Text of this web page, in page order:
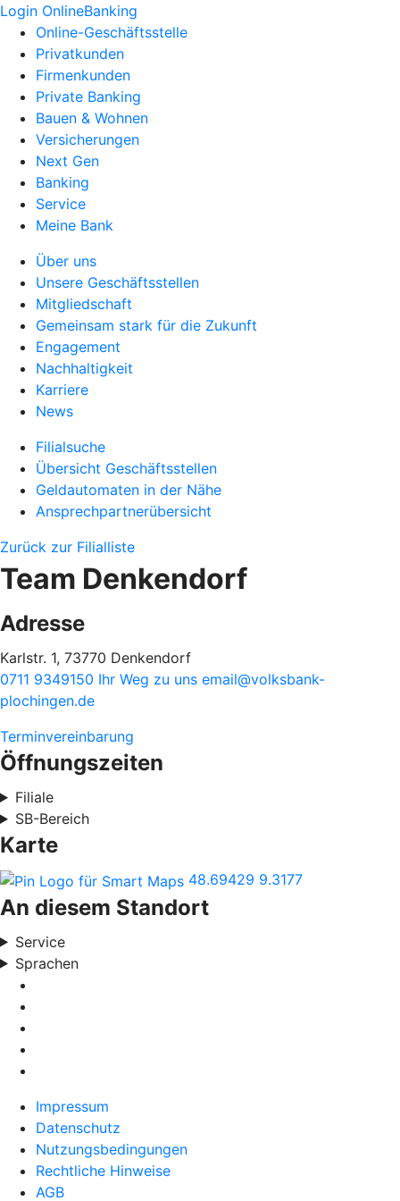
Login OnlineBanking
Online-Geschäftsstelle
Privatkunden
Firmenkunden
Private Banking
Bauen & Wohnen
Versicherungen
Next Gen
Banking
Service
Meine Bank
Über uns
Unsere Geschäftsstellen
Mitgliedschaft
Gemeinsam stark für die Zukunft
Engagement
Nachhaltigkeit
Karriere
News
Filialsuche
Übersicht Geschäftsstellen
Geldautomaten in der Nähe
Ansprechpartnerübersicht
Zurück zur Filialliste
Team Denkendorf
Adresse
Karlstr. 1, 73770 Denkendorf
0711 9349150 Ihr Weg zu uns email@volksbank-
plochingen.de
Terminvereinbarung
Öffnungszeiten
Filiale
SB-Bereich
Karte
48.69429 9.3177
An diesem Standort
Service
Sprachen
Impressum
Datenschutz
Nutzungsbedingungen
Rechtliche Hinweise
AGB